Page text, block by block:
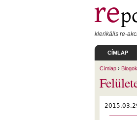
klerikális re-
CÍMLAP
Címlap › Blogok